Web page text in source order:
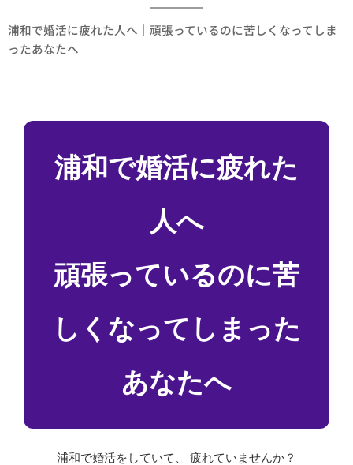
浦和で婚活に疲れた人へ｜頑張っているのに苦しくなってしま
ったあなたへ
浦和で婚活に疲れた
人へ
頑張っているのに苦
しくなってしまった
あなたへ
浦和で婚活をしていて、 疲れていませんか？